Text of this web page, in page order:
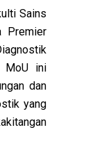
Sains
Premier
MoU ini
dan
yang